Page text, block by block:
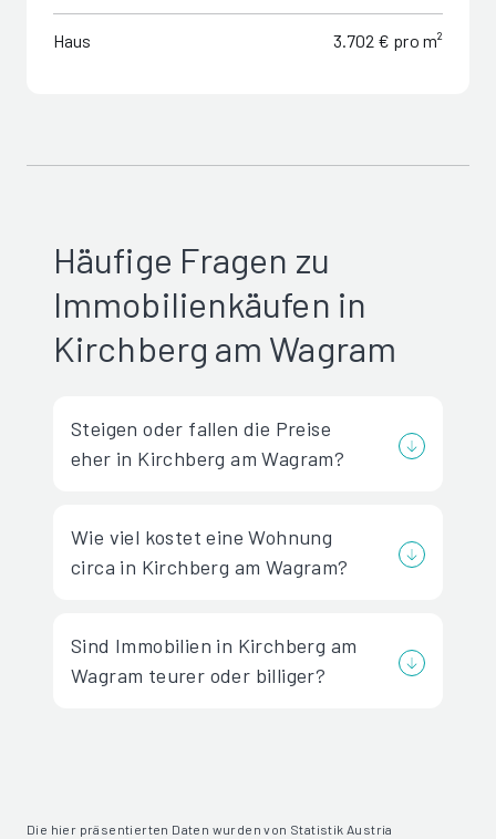
Haus 3.702 € pro m²
Häufige Fragen zu
Immobilienkäufen in
Kirchberg am Wagram
Steigen oder fallen die Preise
eher in Kirchberg am Wagram?
Wie viel kostet eine Wohnung
circa in Kirchberg am Wagram?
Sind Immobilien in Kirchberg am
Wagram teurer oder billiger?
Die hier präsentierten Daten wurden von Statistik Austria